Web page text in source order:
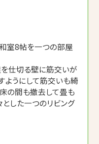
室8帖を一つの部屋
仕切る壁に筋交いが
うにして筋交いも綺
の間も撤去して畳も
とした一つのリビング